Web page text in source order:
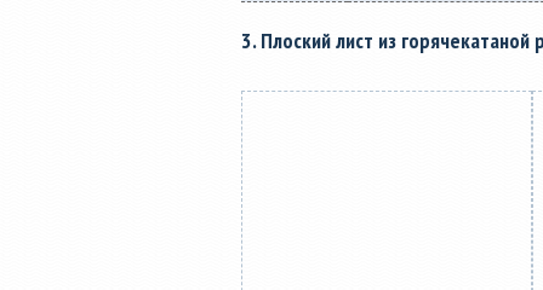
3. Плоский лист из горячекатаной